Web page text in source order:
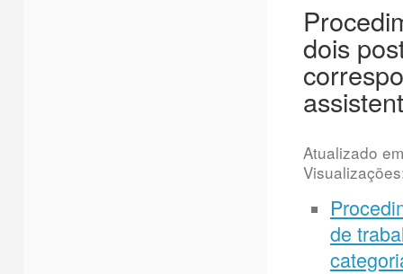
dois
Atualizado
de